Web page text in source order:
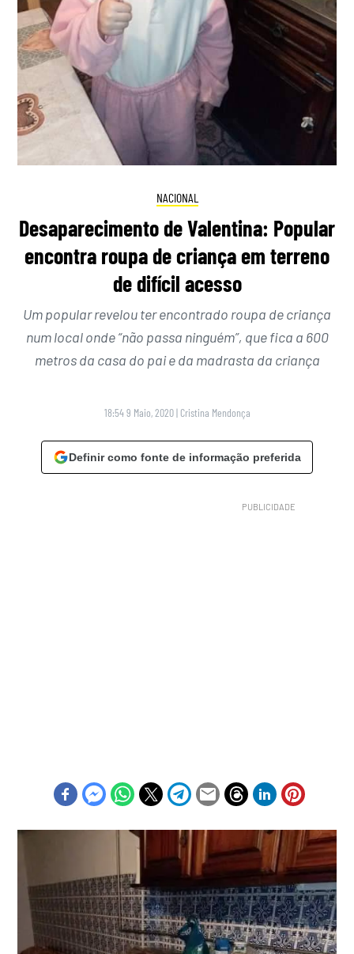
NACIONAL
Desaparecimento de Valentina: Popular
encontra roupa de criança em terreno
de difícil acesso
Um popular revelou ter encontrado roupa de criança
num local onde “não passa ninguém”, que fica a 600
metros da casa do pai e da madrasta da criança
18:54 9 Maio, 2020 | Cristina Mendonça
Definir como fonte de informação preferida